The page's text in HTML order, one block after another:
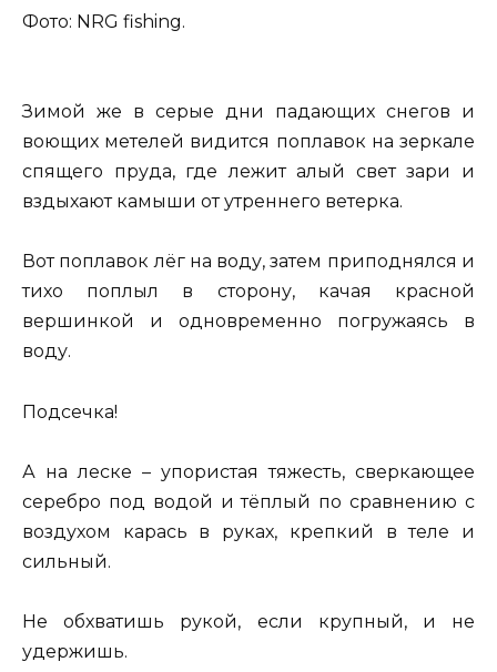
Фото: NRG fishing.
Зимой же в серые дни падающих снегов и
воющих метелей видится поплавок на зеркале
спящего пруда, где лежит алый свет зари и
вздыхают камыши от утреннего ветерка.
Вот поплавок лёг на воду, затем приподнялся и
тихо поплыл в сторону, качая красной
вершинкой и одновременно погружаясь в
воду.
Подсечка!
А на леске – упористая тяжесть, сверкающее
серебро под водой и тёплый по сравнению с
воздухом карась в руках, крепкий в теле и
сильный.
Не обхватишь рукой, если крупный, и не
удержишь.